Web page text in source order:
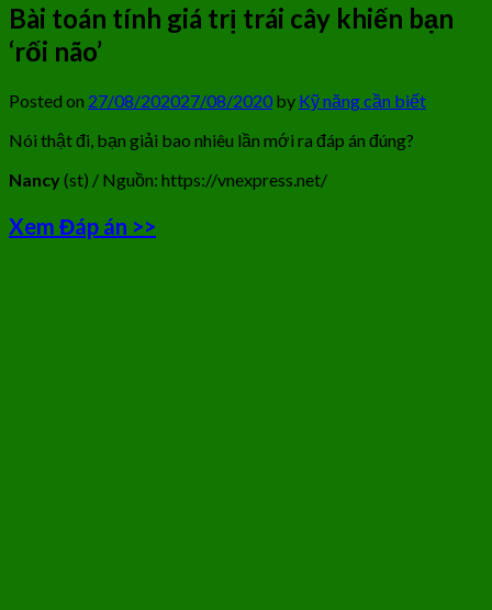
Bài toán tính giá trị trái cây khiến bạn
‘rối não’
Posted on 27/08/202027/08/2020by Kỹ năng cần biết
Nói thật đi, bạn giải bao nhiêu lần mới ra đáp án đúng?
Nancy(st) / Nguồn: https://vnexpress.net/
Xem Đáp án >>